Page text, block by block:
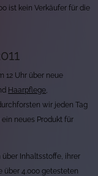
ist kein Verkäufer für die
12 Uhr über neue
Haarpflege
wir jeden Tag
neues Produkt für
Inhaltsstoffe, ihrer
über 4.000 getesteten